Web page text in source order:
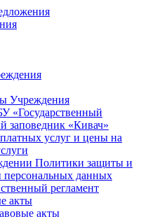
Учреждения
«Государственный
заповедник «Кивач»
услуг и цены на
Политики защиты и
персональных данных
регламент
акты
акты